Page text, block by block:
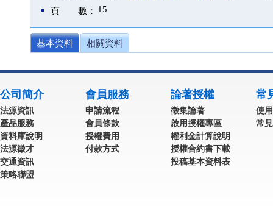
頁 數： 15
基本資料 相關資料
公司簡介
法源資訊
產品服務
資料庫說明
法源徵才
交通資訊
策略聯盟
會員服務
申請流程
會員條款
授權費用
付款方式
論著授權
徵集論著
啟用授權專區
權利金計算說明
授權合約書下載
投稿基本資料表
常
使
常